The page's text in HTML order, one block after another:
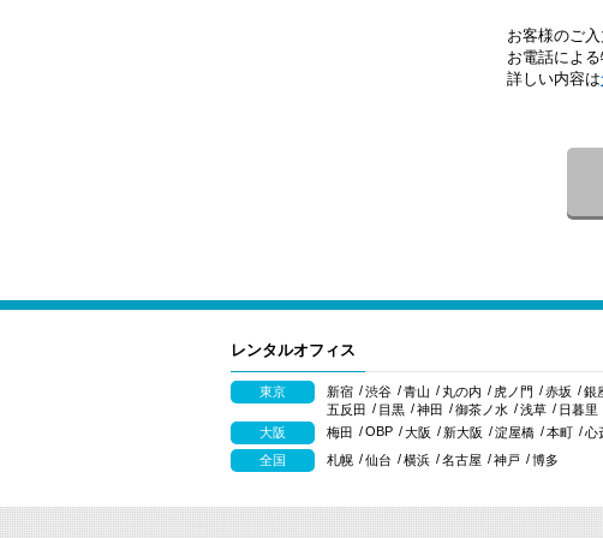
お客様のご
お電話によ
詳しい内容は
レンタルオフィス
東京 新宿 渋谷 青山 丸の内 虎ノ門 赤坂 銀
五反田
目黒 神田 御茶ノ水 浅草 日暮里
大阪
梅田 OBP 大阪 新大阪 淀屋橋 本町
心
全国
札幌 仙台 横浜 名古屋 神戸 博多